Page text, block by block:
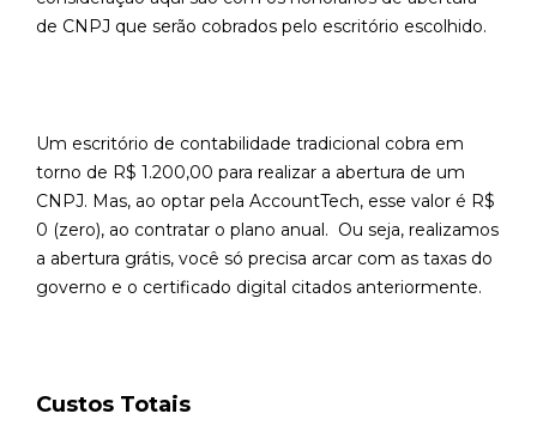
de CNPJ que serão cobrados pelo escritório escolhido.
Um escritório de contabilidade tradicional cobra em
torno de R$ 1.200,00 para realizar a abertura de um
CNPJ. Mas, ao optar pela AccountTech, esse valor é R$
0 (zero), ao contratar o plano anual. Ou seja, realizamos
a abertura grátis, você só precisa arcar com as taxas do
governo e o certificado digital citados anteriormente.
Custos Totais